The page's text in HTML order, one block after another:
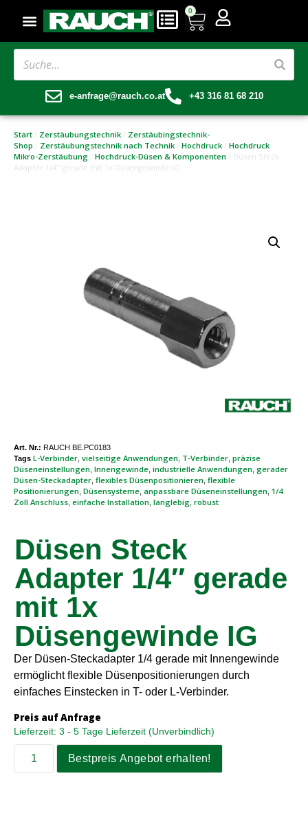
0
e-anfrage@rauch.co.at +43 316 81 68 210
Start Zerstäubungstechnik
Zerstäubingstechnik-
Shop
Zerstäubungstechnik nach Technik Hochdruck
Hochdruck
Mikro-Zerstäubung
Hochdruck-Düsen & Komponenten / Düsen Steck
Adapter 1/4″ gerade mit 1x Düsengewinde IG
Art. Nr.: RAUCH BE.PC0183
Tags L-Verbinder vielseitige Anwendungen T-Verbinder präzise
Düseneinstellungen Innengewinde industrielle Anwendungen gerader
Düsen-Steckadapter flexibles Düsenpositionieren flexible
Positionierungen Düsensysteme anpassbare Düseneinstellungen 1/4
Zoll Anschluss einfache Installation langlebig robust
Düsen Steck
Adapter 1/4″ gerade
mit 1x
Düsengewinde IG
Der Düsen-Steckadapter 1/4 gerade mit Innengewinde
ermöglicht flexible Düsenpositionierungen durch
einfaches Einstecken in T- oder L-Verbinder.
Preis auf Anfrage
Lieferzeit: 3 - 5 Tage Lieferzeit (Unverbindlich)
Bestpreis Angebot erhalten!